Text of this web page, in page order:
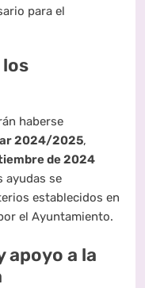
para el
los
haberse
2024/2025,
de 2024
ayudas se
establecidos en
el Ayuntamiento.
apoyo a la